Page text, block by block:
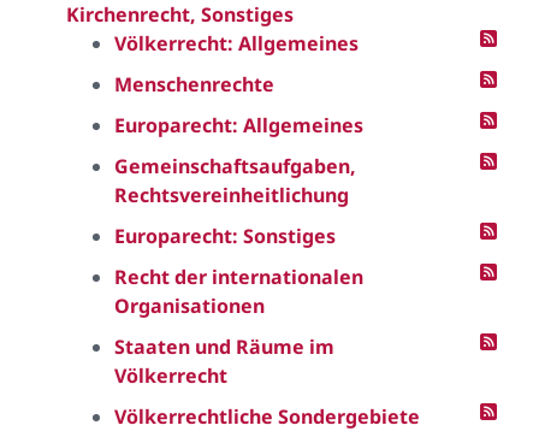
Kirchenrecht, Sonstiges
Völkerrecht: Allgemeines
Menschenrechte
Europarecht: Allgemeines
Gemeinschaftsaufgaben,
Rechtsvereinheitlichung
Europarecht: Sonstiges
Recht der internationalen
Organisationen
Staaten und Räume im
Völkerrecht
Völkerrechtliche Sondergebiete